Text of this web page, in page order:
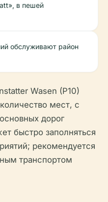
в пешей
обслуживают район
Wasen (P10)
мест, с
дорог
быстро заполняться
рекомендуется
транспортом